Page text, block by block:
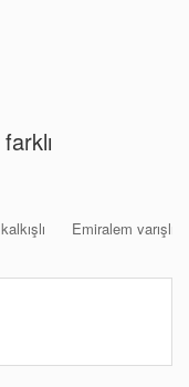
Emiralem varışlı